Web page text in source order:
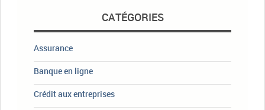
CATÉGORIES
Assurance
Banque en ligne
Crédit aux entreprises